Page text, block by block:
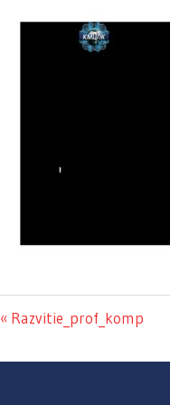
Razvitie_prof_komp